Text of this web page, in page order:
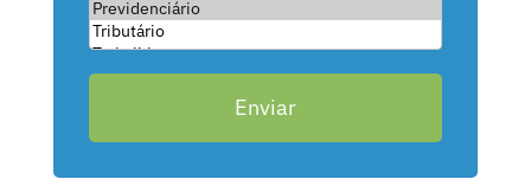
Enviar